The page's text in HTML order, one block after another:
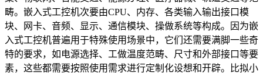
畴。嵌入式工控机次要由CPU、内存、各类输入输出接口模
块、网卡、音频、显示、通信模块、操做系统等构成。因为嵌
入式工控机普遍用于特殊使用场景中，它们还需要满脚一些奇
特的要求，如电源选择、工做温度范畴、尺寸和外部接口等要
素，这些都需要按照使用需求进行定制化设想和开辟。比拟小